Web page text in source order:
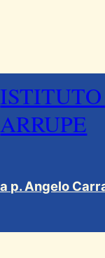
ARRUPE
p. Angelo